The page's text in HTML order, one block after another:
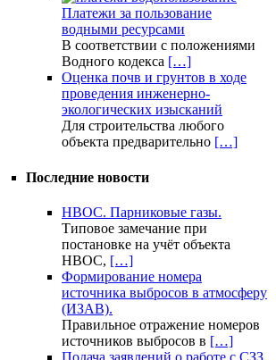
Платежи за пользование
водными ресурсами
В соответствии с положениями
Водного кодекса […]
Оценка почв и грунтов в ходе
проведения инженерно-
экологических изысканий
Для строительства любого
объекта предварительно […]
Последние новости
НВОС. Парниковые газы.
Типовое замечание при
постановке на учёт объекта
НВОС, […]
Формирование номера
источника выбросов в атмосферу
(ИЗАВ).
Правильное отражение номеров
источников выбросов в […]
Подача заявлений о работе с СЗЗ